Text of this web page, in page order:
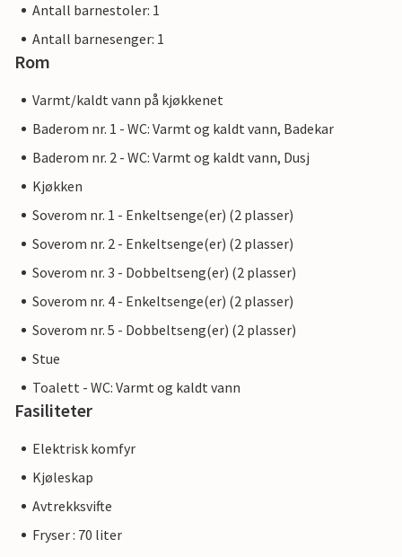
Antall barnestoler: 1
Antall barnesenger: 1
Rom
Varmt/kaldt vann på kjøkkenet
Baderom nr. 1 - WC: Varmt og kaldt vann, Badekar
Baderom nr. 2 - WC: Varmt og kaldt vann, Dusj
Kjøkken
Soverom nr. 1 - Enkeltsenge(er) (2 plasser)
Soverom nr. 2 - Enkeltsenge(er) (2 plasser)
Soverom nr. 3 - Dobbeltseng(er) (2 plasser)
Soverom nr. 4 - Enkeltsenge(er) (2 plasser)
Soverom nr. 5 - Dobbeltseng(er) (2 plasser)
Stue
Toalett - WC: Varmt og kaldt vann
Fasiliteter
Elektrisk komfyr
Kjøleskap
Avtrekksvifte
Fryser : 70 liter